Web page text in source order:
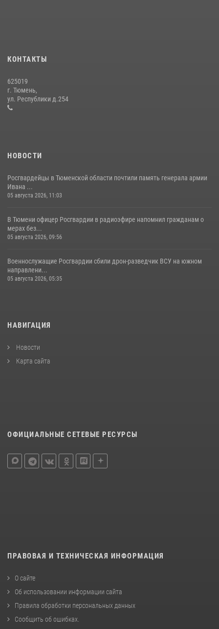
Росгвардейцы в День семьи, любви и верности оказали помощь
жителям Тюмени, оказавшимся в сложной жизненной ситуации
08 июля 2026, 09:38
КОНТАКТЫ
625019
г. Тюмень,
ул. Республики д.254
НОВОСТИ
Росгвардейцы в Тюменской области почтили память генерала армии
Ивана ...
05 августа 2026, 11:03
В Тюмени офицер Росгвардии в радиоэфире напомнил гражданам о
мерах без...
05 августа 2026, 09:56
Военнослужащие Росгвардии сбили дрон-разведчик ВСУ на южном
направлени...
05 августа 2026, 05:35
НАВИГАЦИЯ
Новости
Карта сайта
ОФИЦИАЛЬНЫЕ СЕТЕВЫЕ РЕСУРСЫ
ПРАВОВАЯ И ТЕХНИЧЕСКАЯ ИНФОРМАЦИЯ
О сайте
Об использовании информации сайта
Правила обработки персональных данных
Сообщить об ошибках